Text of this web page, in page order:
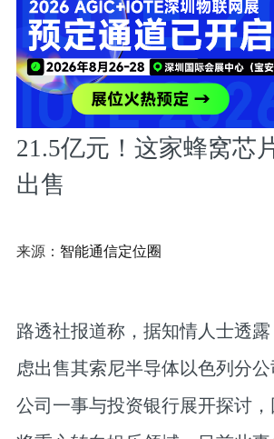
21.5亿元！这家蜂窝芯
出售
来源： 智能通信定位圈
路透社报道称，据知情人士透
虑出售其索尼半导体以色列分
公司一事与投资银行展开探讨